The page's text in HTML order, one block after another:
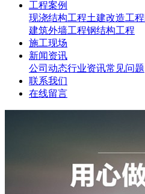
工程案例
现浇结构工程土建改造工程
建筑外墙工程钢结构工程
施工现场
新闻资讯
公司动态行业资讯常见问题
联系我们
在线留言